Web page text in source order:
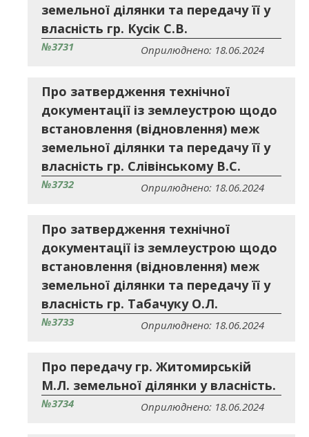
земельної ділянки та передачу її у
власність гр. Кусік С.В.
№3731 Оприлюднено: 18.06.2024
Про затвердження технічної
документації із землеустрою щодо
встановлення (відновлення) меж
земельної ділянки та передачу її у
власність гр. Слівінському В.С.
№3732 Оприлюднено: 18.06.2024
Про затвердження технічної
документації із землеустрою щодо
встановлення (відновлення) меж
земельної ділянки та передачу її у
власність гр. Табачуку О.Л.
№3733 Оприлюднено: 18.06.2024
Про передачу гр. Житомирській
М.Л. земельної ділянки у власність.
№3734 Оприлюднено: 18.06.2024